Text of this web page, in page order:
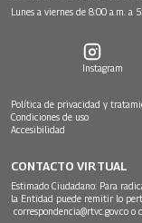
Lunes a viernes de 8:00 a.m. a
Instagram
Política de privacidad y
Condiciones de uso
Accesibilidad
CONTACTO VIRTUAL
Estimado Ciudadano: Para
la Entidad puede remitir lo
correspondencia@rtvc.gov.co o